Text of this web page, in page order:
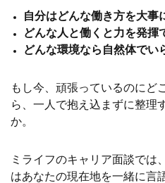
自分はどんな働き方を大事
どんな人と働くと力を発揮
どんな環境なら自然体でい
もし今、頑張っているのにど
ら、一人で抱え込まずに整理
か。
ミライフのキャリア面談では
はあなたの現在地を一緒に言